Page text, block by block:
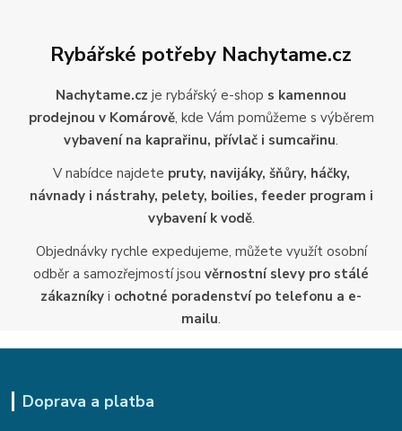
Rybářské potřeby Nachytame.cz
Nachytame.cz je rybářský e-shop s kamennou
prodejnou v Komárově, kde Vám pomůžeme s výběrem
vybavení na kaprařinu, přívlač i sumcařinu.
V nabídce najdete pruty, navijáky, šňůry, háčky,
návnady i nástrahy, pelety, boilies, feeder program i
vybavení k vodě.
Objednávky rychle expedujeme, můžete využít osobní
odběr a samozřejmostí jsou věrnostní slevy pro stálé
zákazníky i ochotné poradenství po telefonu a e-
mailu.
Doprava a platba